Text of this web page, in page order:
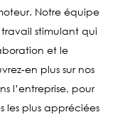
Notre équipe
stimulant qui
et le
en plus sur nos
l’entreprise, pour
les plus appréciées